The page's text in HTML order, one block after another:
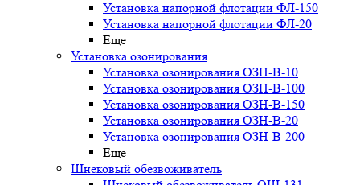
Установка напорной флотации ФЛ-150
Установка напорной флотации ФЛ-20
Еще
Установка озонирования
Установка озонирования ОЗН-В-10
Установка озонирования ОЗН-В-100
Установка озонирования ОЗН-В-150
Установка озонирования ОЗН-В-20
Установка озонирования ОЗН-В-200
Еще
Шнековый обезвоживатель